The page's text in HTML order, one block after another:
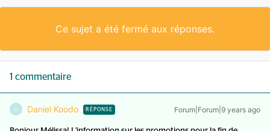
Ce sujet a été fermé aux réponses.
1 commentaire
D Daniel Koodo RÉPONSE Forum|Forum|9 years ago